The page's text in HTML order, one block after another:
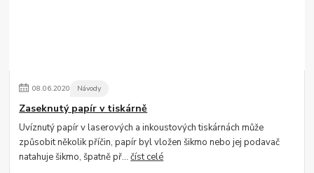
08.06.2020 Návody
Zaseknutý papír v tiskárně
Uvíznutý papír v laserových a inkoustových tiskárnách může
způsobit několik příčin, papír byl vložen šikmo nebo jej podavač
natahuje šikmo, špatně př...číst celé